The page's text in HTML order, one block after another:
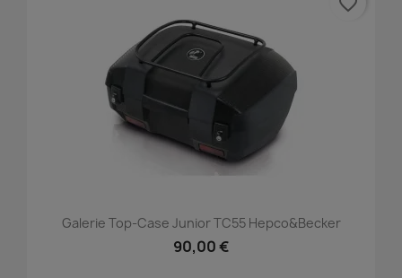
Galerie Top-Case Junior TC55 Hepco&Becker
90,00 €